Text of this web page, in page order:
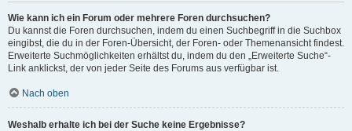
Wie kann ich ein Forum oder mehrere Foren durchsuchen?
Du kannst die Foren durchsuchen, indem du einen Suchbegriff in die Suchbox
eingibst, die du in der Foren-Übersicht, der Foren- oder Themenansicht findest.
Erweiterte Suchmöglichkeiten erhältst du, indem du den „Erweiterte Suche“-
Link anklickst, der von jeder Seite des Forums aus verfügbar ist.
Nach oben
Weshalb erhalte ich bei der Suche keine Ergebnisse?